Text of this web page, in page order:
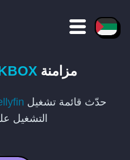
مزامنة
حدّث قائمة تشغيل
التشغيل